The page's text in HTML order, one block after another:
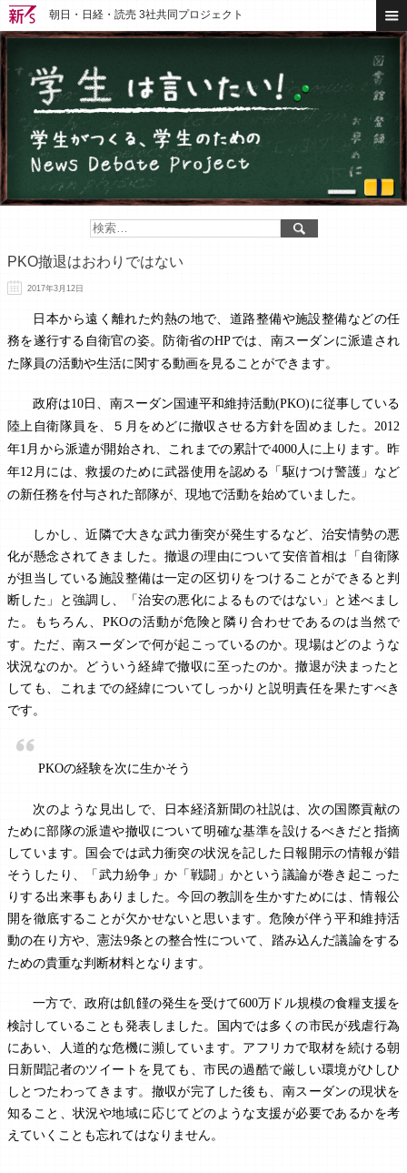
朝日・日経・読売 3社共同プロジェクト
PKO撤退はおわりではない
2017年3月12日
日本から遠く離れた灼熱の地で、道路整備や施設整備などの任
務を遂行する自衛官の姿。防衛省のHPでは、南スーダンに派遣され
た隊員の活動や生活に関する動画を見ることができます。
政府は10日、南スーダン国連平和維持活動(PKO) に従事している
陸上自衛隊員を、５月をめどに撤収させる方針を固めました。 2012
年1 月から派遣が開始され、これまでの累計で4000人に上ります。昨
年12 月には、救援のために武器使用を認める「駆けつけ警護」など
の新任務を付与された部隊が、現地で活動を始めていました。
しかし、近隣で大きな武力衝突が発生するなど、治安情勢の悪
化が懸念されてきました。撤退の理由について安倍首相は「自衛隊
が担当している施設整備は一定の区切りをつけることができると判
断した」と強調し、「治安の悪化によるものではない」と述べまし
た。もちろん、 PKOの活動が危険と隣り合わせであるのは当然で
す。ただ、南スーダンで何が起こっているのか。現場はどのような
状況なのか。どういう経緯で撤収に至ったのか。撤退が決まったと
しても、これまでの経緯についてしっかりと説明責任を果たすべき
です。
PKOの経験を次に生かそう
次のような見出しで、日本経済新聞の社説は、次の国際貢献の
ために部隊の派遣や撤収について明確な基準を設けるべきだと指摘
しています。国会では武力衝突の状況を記した日報開示の情報が錯
そうしたり、「武力紛争」か「戦闘」かという議論が巻き起こった
りする出来事もありました。今回の教訓を生かすためには、情報公
開を徹底することが欠かせないと思います。危険が伴う平和維持活
動の在り方や、憲法9条との整合性について、踏み込んだ議論をする
ための貴重な判断材料となります。
一方で、政府は飢饉の発生を受けて600万ドル規模の食糧支援を
検討していることも発表しました。国内では多くの市民が残虐行為
にあい、人道的な危機に瀕しています。アフリカで取材を続ける朝
日新聞記者のツイートを見ても、市民の過酷で厳しい環境がひしひ
しとつたわってきます。撤収が完了した後も、南スーダンの現状を
知ること、状況や地域に応じてどのような支援が必要であるかを考
えていくことも忘れてはなりません。